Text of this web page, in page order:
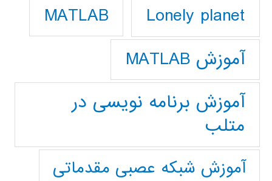
Lonely planet
MATLAB
آموزش MATLAB
آموزش برنامه نویسی در
متلب
آموزش شبکه عصبی مقدماتی